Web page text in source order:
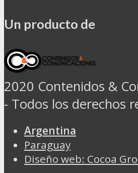
Un producto de
2020 Contenidos &
- Todos los derechos
Argentina
Paraguay
Diseño web: Cocoa